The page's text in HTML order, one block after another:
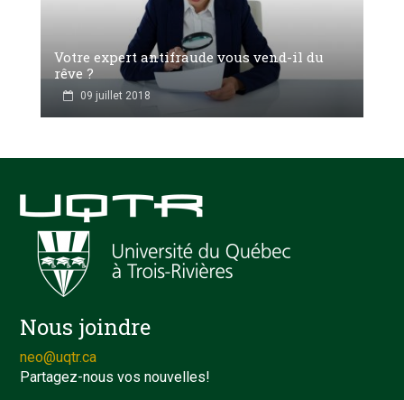
Votre expert antifraude vous vend-il du
rêve ?
09 juillet 2018
Nous joindre
neo@uqtr.ca
Partagez-nous vos nouvelles!